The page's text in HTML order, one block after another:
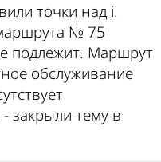
точки над i.
№ 75
подлежит. Маршрут
обслуживание
закрыли тему в